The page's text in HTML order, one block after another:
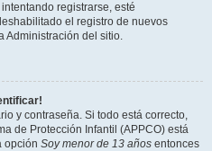
registrarse, esté
el registro de nuevos
Administración del sitio.
y contraseña. Si todo está correcto,
de Protección Infantil (APPCO) está
opción Soy menor de 13 años entonces